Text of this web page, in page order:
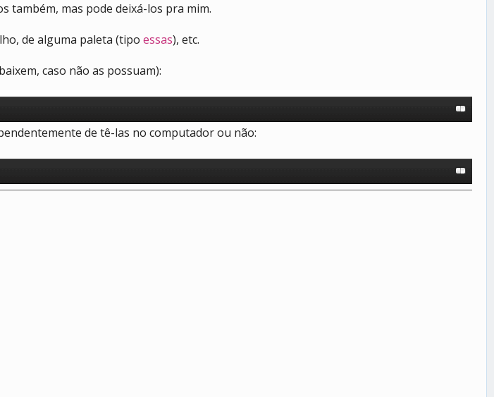
também, mas pode deixá-los pra mim.
de alguma paleta (tipo essas), etc.
caso não as possuam):
de tê-las no computador ou não: